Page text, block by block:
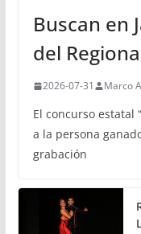
Buscan en
del
2026-07-31 Marco
El concurso estatal
a la persona
grabación